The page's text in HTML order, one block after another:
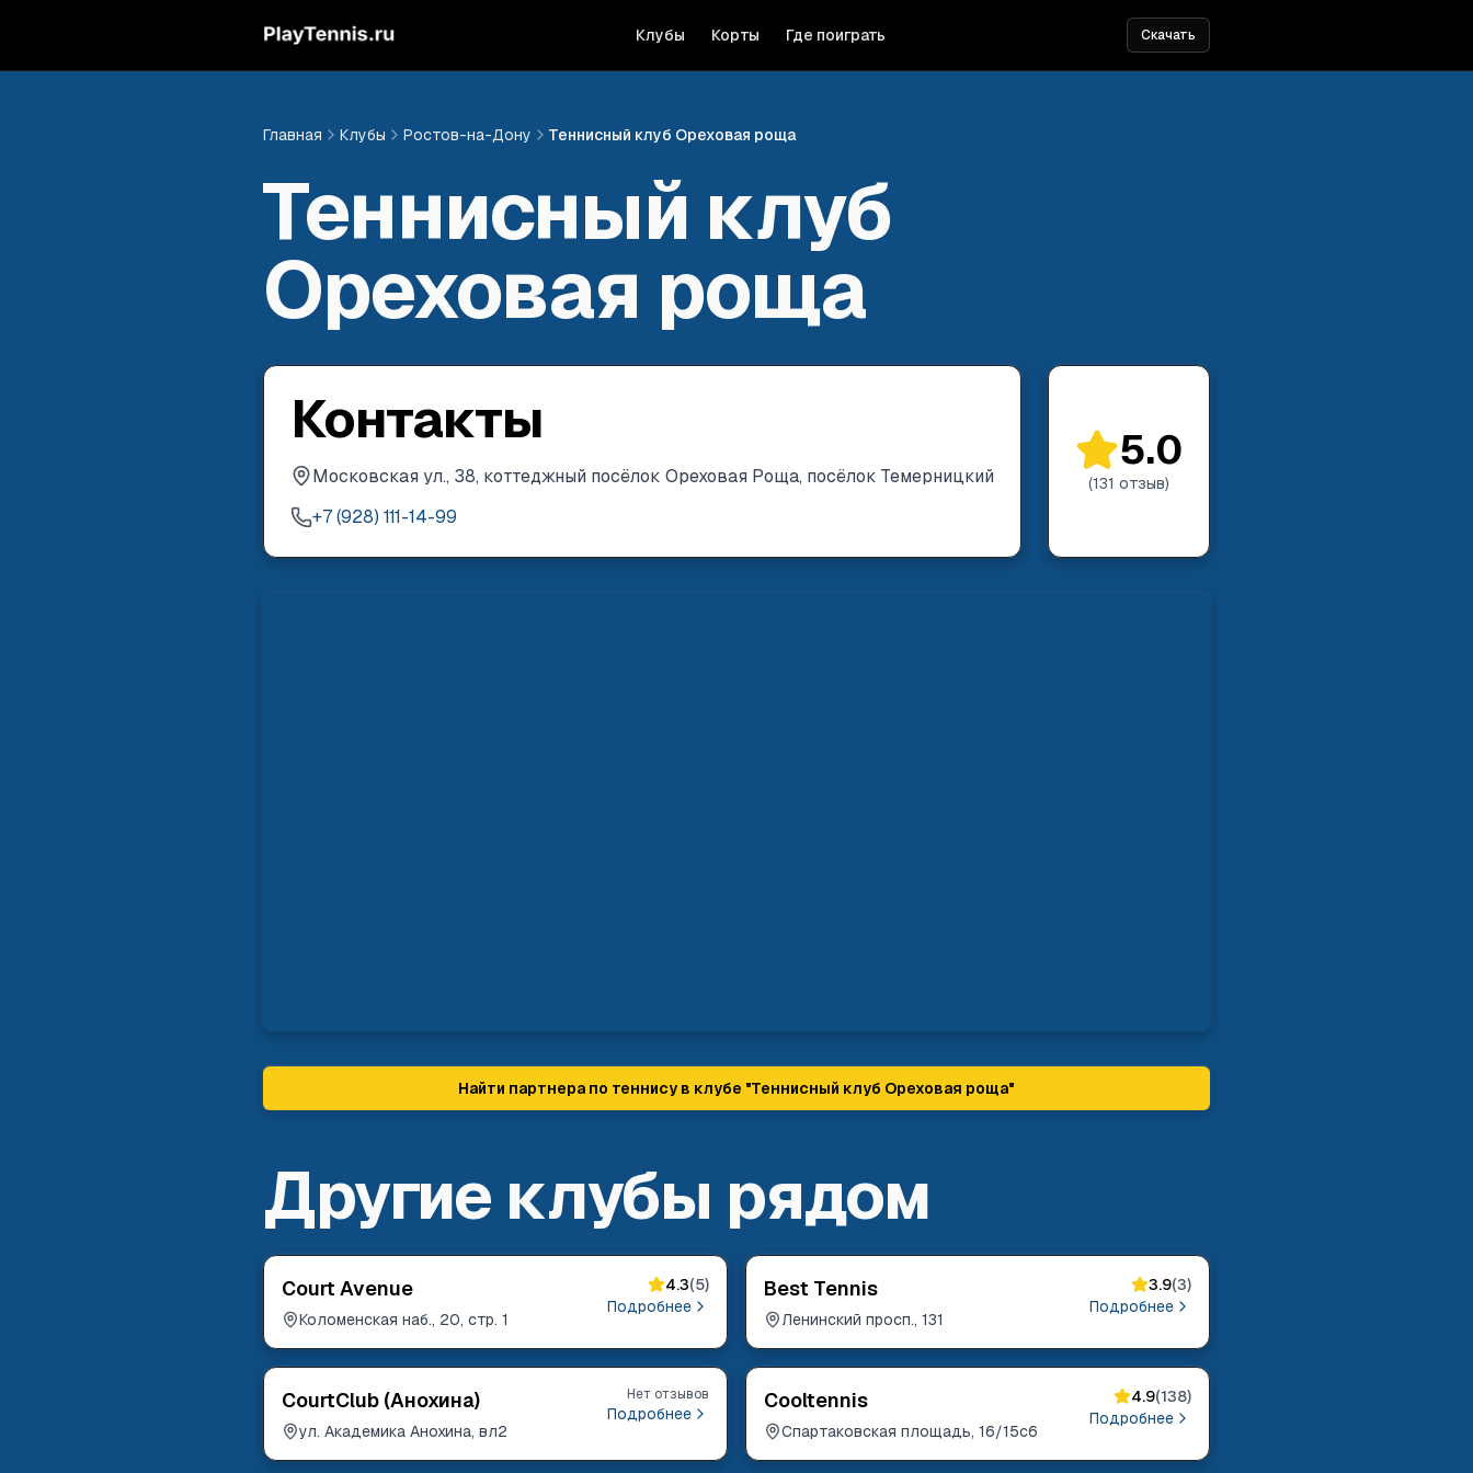
Клубы Корты Где поиграть Скачать
Главная Клубы Ростов-на-Дону Теннисный клуб Ореховая роща
Теннисный клуб
Ореховая роща
Контакты
Московская ул., 38, коттеджный посёлок Ореховая Роща, посёлок Темерницкий
+7 (928) 111-14-99
5.0
(131 отзыв)
Найти партнера по теннису в клубе "Теннисный клуб Ореховая роща"
Другие клубы рядом
Court Avenue
Коломенская наб., 20, стр. 1
4.3(5)
Подробнее
Best Tennis
Ленинский просп., 131
3.9(3)
Подробнее
CourtClub (Анохина)
ул. Академика Анохина, вл2
Нет отзывов
Подробнее
Cooltennis
Спартаковская площадь, 16/15с6
4.9(138)
Подробнее